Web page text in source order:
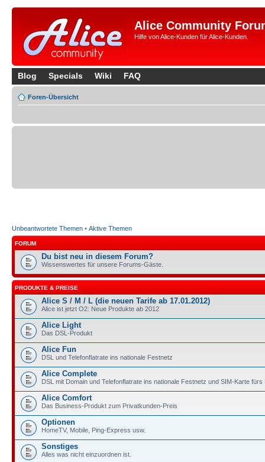
Alice Community
Hilfe von Alice-Kunden für Alice-Kunden.
Blog Specials Wiki FAQ
Foren-Übersicht
Unbeantwortete Themen • Aktive Themen
FORUM
Du bist neu in diesem Forum?
Wissenswertes für unsere Forums-Gäste.
PRODUKTE & PREISE
Alice S / M / L (die neuen Tarife ab 17.01.2012)
Alice ist jetzt O2: Neue Produkte ab 2012
Alice Light
Das DSL-Produkt
Alice Fun
DSL und Telefonflatrate ins nationale Festnetz
Alice Complete
DSL mit Domain und Telefonflatrate ins nationale Festnetz und SIM-Karte fürs
Alice Comfort
Das Business-Produkt zum Privatkunden-Preis
Optionen
HomeTV, Mobile, Ping-Express usw.
Sonstiges
Alles was nicht einzuordnen ist.